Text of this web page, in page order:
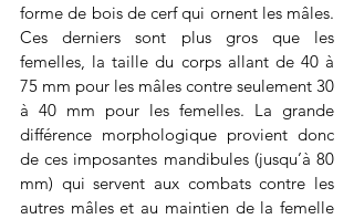
forme de bois de cerf qui ornent les mâles.
Ces derniers sont plus gros que les
femelles, la taille du corps allant de 40 à
75 mm pour les mâles contre seulement 30
à 40 mm pour les femelles. La grande
différence morphologique provient donc
de ces imposantes mandibules (jusqu’à 80
mm) qui servent aux combats contre les
autres mâles et au maintien de la femelle